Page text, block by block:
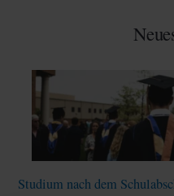
Studium nach dem